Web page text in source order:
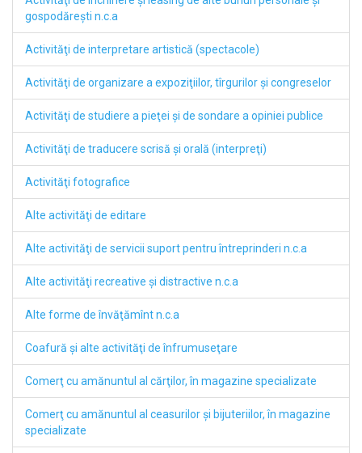
gospodăreşti n.c.a
Activităţi de interpretare artistică (spectacole)
Activităţi de organizare a expoziţiilor, tîrgurilor şi congreselor
Activităţi de studiere a pieţei şi de sondare a opiniei publice
Activităţi de traducere scrisă şi orală (interpreţi)
Activităţi fotografice
Alte activităţi de editare
Alte activităţi de servicii suport pentru întreprinderi n.c.a
Alte activităţi recreative şi distractive n.c.a
Alte forme de învăţămînt n.c.a
Coafură şi alte activităţi de înfrumuseţare
Comerţ cu amănuntul al cărţilor, în magazine specializate
Comerţ cu amănuntul al ceasurilor şi bijuteriilor, în magazine
specializate